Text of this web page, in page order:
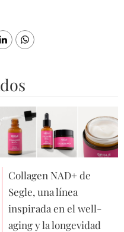
Collagen NAD+ de
Segle, una línea
inspirada en el well-
aging y la longevidad